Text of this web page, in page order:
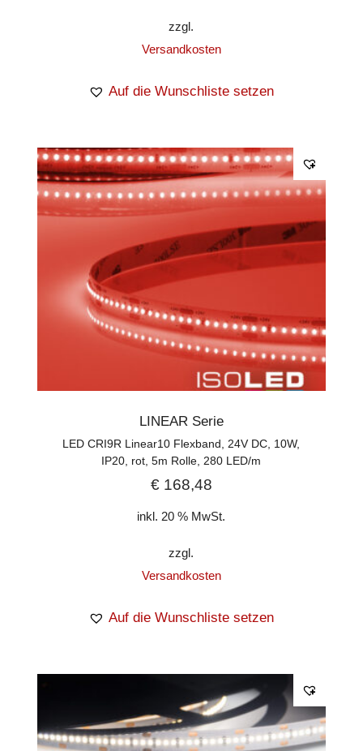
zzgl.
Versandkosten
Auf die Wunschliste setzen
LINEAR Serie
LED CRI9R Linear10 Flexband, 24V DC, 10W,
IP20, rot, 5m Rolle, 280 LED/m
€168,48
inkl. 20 % MwSt.
zzgl.
Versandkosten
Auf die Wunschliste setzen